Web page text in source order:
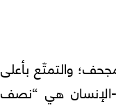
والتمتّع بأعلى
-الإنسان هي “نصف